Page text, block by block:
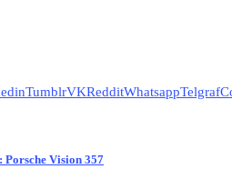
TumblrVKRedditWhatsappTelgraf
Porsche Vision 357